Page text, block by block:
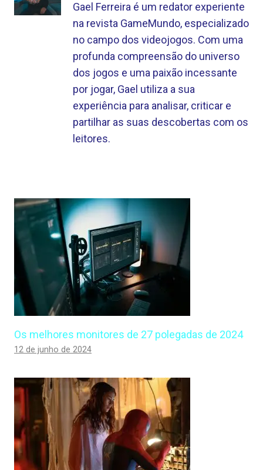
Gael Ferreira é um redator experiente
na revista GameMundo, especializado
no campo dos videojogos. Com uma
profunda compreensão do universo
dos jogos e uma paixão incessante
por jogar, Gael utiliza a sua
experiência para analisar, criticar e
partilhar as suas descobertas com os
leitores.
Os melhores monitores de 27 polegadas de 2024
12 de junho de 2024